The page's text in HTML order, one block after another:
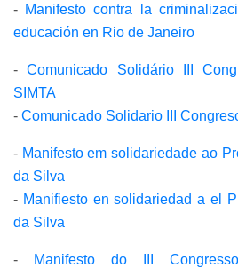
- Manifesto contra la
educación en Rio de Janeiro
-Comunicado Solidário III
SIMTA
- Comunicado Solidario III
- Manifesto em solidariedade ao
da Silva
- Manifiesto en solidariedad a el
da Silva
-
Manifesto do III